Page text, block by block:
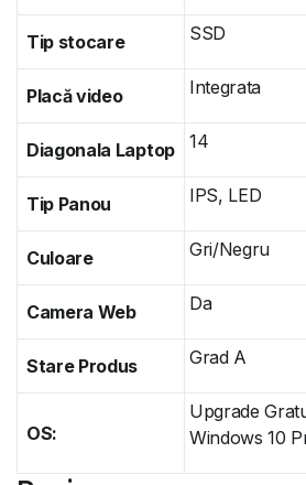
Tip stocare SSD
Placă video Integrata
Diagonala Laptop 14
Tip Panou IPS, LED
Culoare Gri/Negru
Camera Web Da
Stare Produs Grad A
OS:
Upgrade
Windows 10